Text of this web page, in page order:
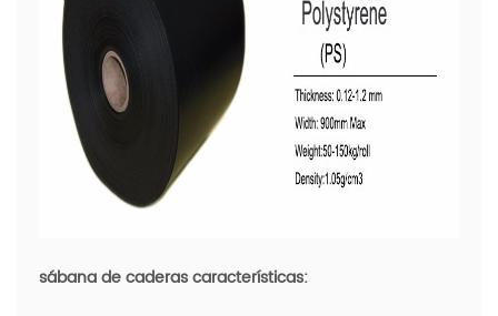
sábana de caderas características: